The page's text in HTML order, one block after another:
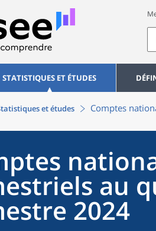
STATISTIQUES ET ÉTUDES
et études Comptes
au
2024